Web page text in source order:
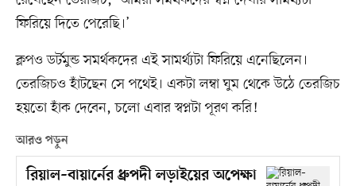
ফিরিয়ে দিতে পেরেছি।’
ক্লপও ডর্টমুন্ড সমর্থকদের এই সামর্থ্যটা ফিরিয়ে এনেছিলেন।
তেরজিচও হাঁটছেন সে পথেই। একটা লম্বা ঘুম থেকে উঠে তেরজিচ
হয়তো হাঁক দেবেন, চলো এবার স্বপ্নটা পূরণ করি!
আরও পড়ুন
রিয়াল–বায়ার্নের ধ্রুপদী লড়াইয়ের অপেক্ষা